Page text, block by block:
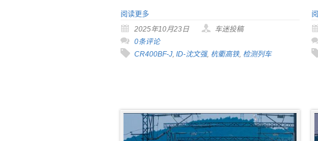
阅读更多
2025年10月23日
车迷投稿
0条评论
CR400BF-J, ID-沈文强, 杭衢高铁, 检测列车